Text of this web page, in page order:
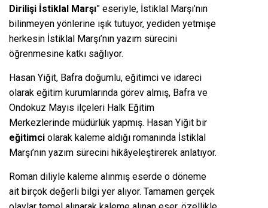
Dirilişi İstiklal Marşı” eseriyle, İstiklal Marşı’nın
bilinmeyen yönlerine ışık tutuyor, yediden yetmişe
herkesin İstiklal Marşı’nın yazım sürecini
öğrenmesine katkı sağlıyor.
Hasan Yiğit, Bafra doğumlu, eğitimci ve idareci
olarak eğitim kurumlarında görev almış, Bafra ve
Ondokuz Mayıs ilçeleri Halk Eğitim
Merkezlerinde müdürlük yapmış. Hasan Yiğit bir
eğitimci olarak kaleme aldığı romanında İstiklal
Marşı’nın yazım sürecini hikâyeleştirerek anlatıyor.
Roman diliyle kaleme alınmış eserde o döneme
ait birçok değerli bilgi yer alıyor. Tamamen gerçek